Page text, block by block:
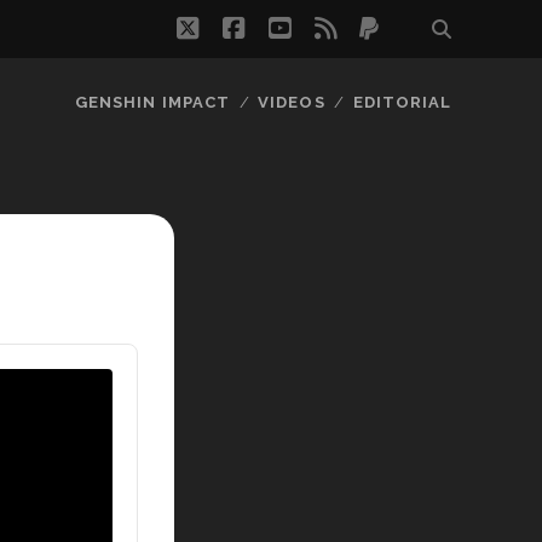
twitterfacebook
youtube
rss paypal
GENSHIN IMPACT VIDEOS EDITORIAL